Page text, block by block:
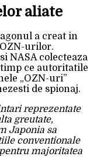
aliate
a creat in
urilor.
NASA colecteaza
timp ce autoritatile
„OZN-uri”
de spionaj.
reprezentate
greutate,
Japonia sa
conventionale
majoritatea